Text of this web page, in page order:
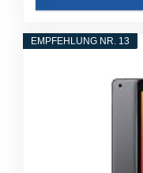
EMPFEHLUNG NR. 13